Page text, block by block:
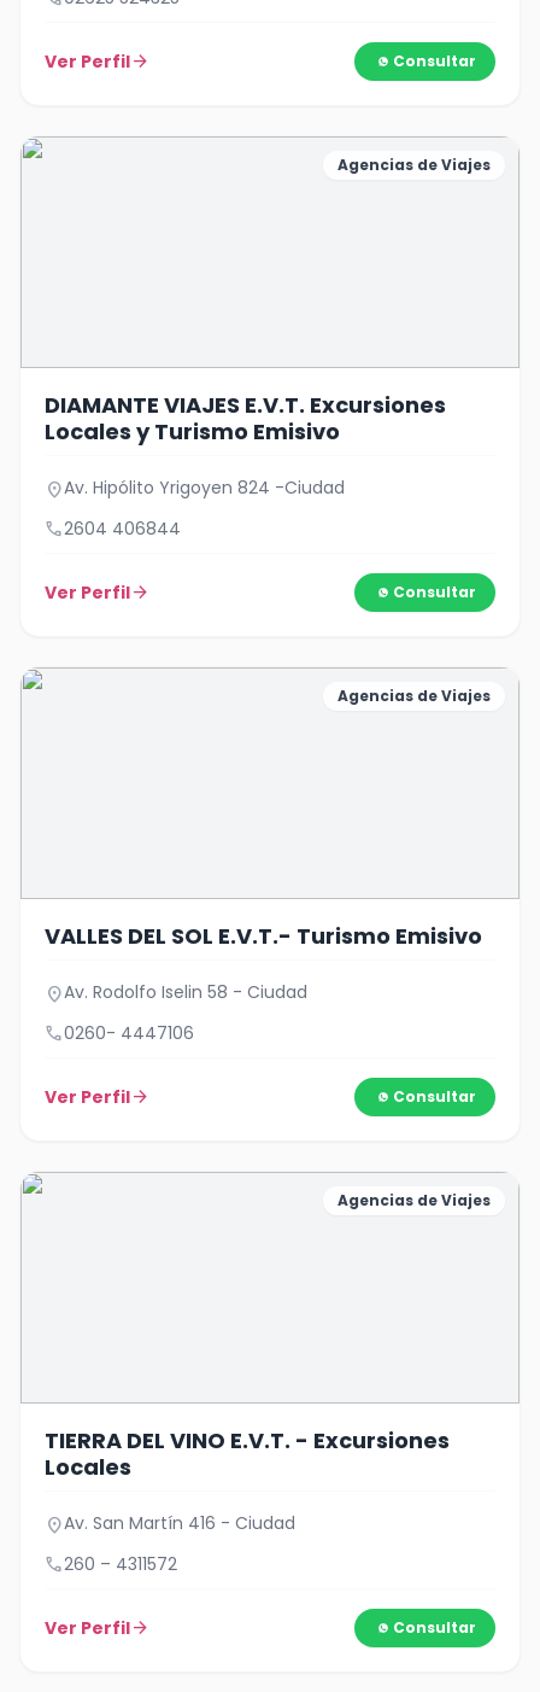
Ver Perfilarrow_forward Consultar
Agencias de Viajes
DIAMANTE VIAJES E.V.T. Excursiones
Locales y Turismo Emisivo
location_onAv. Hipólito Yrigoyen 824 -Ciudad
call2604 406844
Ver Perfilarrow_forward Consultar
Agencias de Viajes
VALLES DEL SOL E.V.T.- Turismo Emisivo
location_onAv. Rodolfo Iselin 58 - Ciudad
call0260- 4447106
Ver Perfilarrow_forward Consultar
Agencias de Viajes
TIERRA DEL VINO E.V.T. - Excursiones
Locales
location_onAv. San Martín 416 - Ciudad
call260 – 4311572
Ver Perfilarrow_forward Consultar